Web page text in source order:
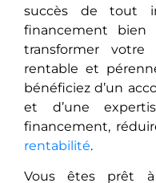
succès de tout
financement
transformer
rentable et
bénéficiez d’un
et d’une
financement,
rentabilité.
Vous êtes prêt